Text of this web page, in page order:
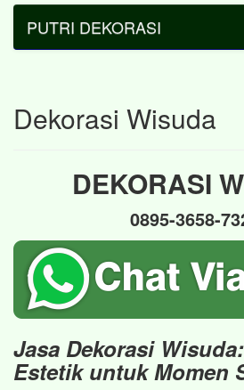
PUTRI DEKORASI
Dekorasi Wisuda
DEKORASI
0895-3658-
Jasa Dekorasi
Estetik untuk Momen